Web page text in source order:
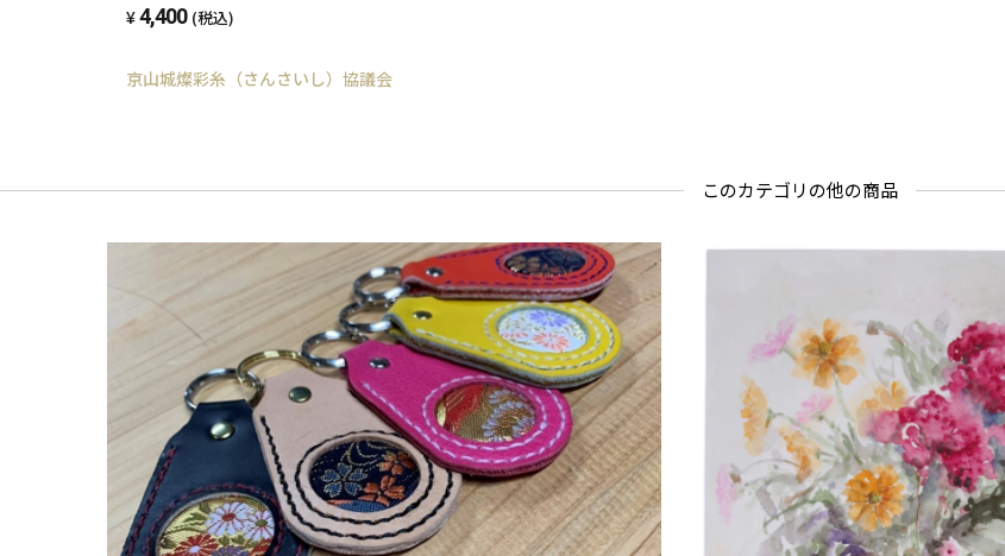
4,400 (税込)
京山城燦彩糸（さんさいし）協議会
このカテゴリの他の商品